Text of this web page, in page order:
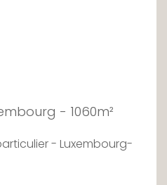
- 1060m²
- Luxembourg-